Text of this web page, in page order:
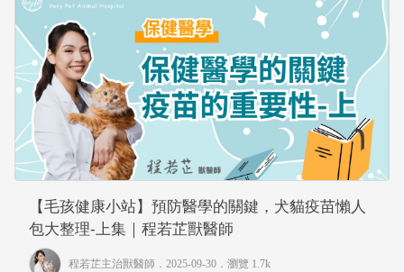
【毛孩健康小站】預防醫學的關鍵，犬貓疫苗懶人
包大整理-上集｜程若芷獸醫師
程若芷主治獸醫師 ．2025-09-30． 瀏覽 1.7k